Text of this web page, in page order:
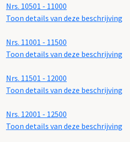
Nrs. 10501 - 11000
Toon details van deze beschrijving
Nrs. 11001 - 11500
Toon details van deze beschrijving
Nrs. 11501 - 12000
Toon details van deze beschrijving
Nrs. 12001 - 12500
Toon details van deze beschrijving